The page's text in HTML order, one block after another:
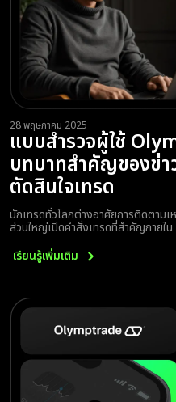
28 พฤษภาคม 2025
แบบสำรวจผู้ใช้
บทบาทสำคัญของข่า
ตัดสินใจเทรด
นักเทรดทั่วโลกต่างอาศัยการติดตาม
ส่วนใหญ่เปิดคำสั่งเทรดที่สำคัญภายใ
เรียนรู้เพิ่มเติม